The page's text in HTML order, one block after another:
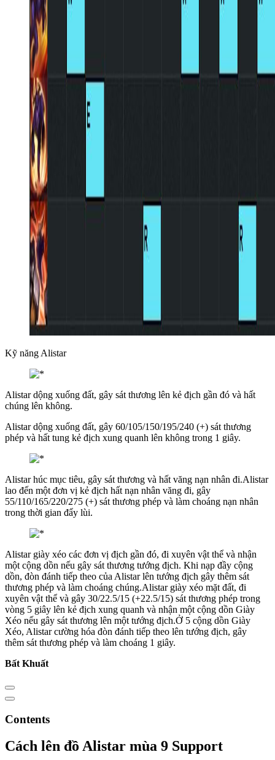
Kỹ năng Alistar
Alistar dộng xuống đất, gây sát thương lên kẻ địch gần đó và hất
chúng lên không.
Alistar dộng xuống đất, gây 60/105/150/195/240 (+) sát thương
phép và hất tung kẻ địch xung quanh lên không trong 1 giây.
Alistar húc mục tiêu, gây sát thương và hất văng nạn nhân đi.Alistar
lao đến một đơn vị kẻ địch hất nạn nhân văng đi, gây
55/110/165/220/275 (+) sát thương phép và làm choáng nạn nhân
trong thời gian đẩy lùi.
Alistar giày xéo các đơn vị địch gần đó, đi xuyên vật thể và nhận
một cộng dồn nếu gây sát thương tướng địch. Khi nạp đầy cộng
dồn, đòn đánh tiếp theo của Alistar lên tướng địch gây thêm sát
thương phép và làm choáng chúng.Alistar giày xéo mặt đất, đi
xuyên vật thể và gây 30/22.5/15 (+22.5/15) sát thương phép trong
vòng 5 giây lên kẻ địch xung quanh và nhận một cộng dồn Giày
Xéo nếu gây sát thương lên một tướng địch.Ở 5 cộng dồn Giày
Xéo, Alistar cường hóa đòn đánh tiếp theo lên tướng địch, gây
thêm sát thương phép và làm choáng 1 giây.
Bất Khuất
Contents
Cách lên đồ Alistar mùa 9 Support